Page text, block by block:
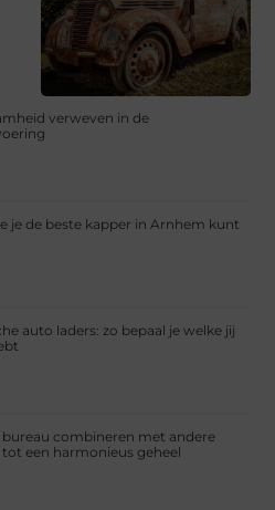
verweven in de
je de beste kapper in Arnhem kunt
auto laders: zo bepaal je welke jij
bureau combineren met andere
een harmonieus geheel